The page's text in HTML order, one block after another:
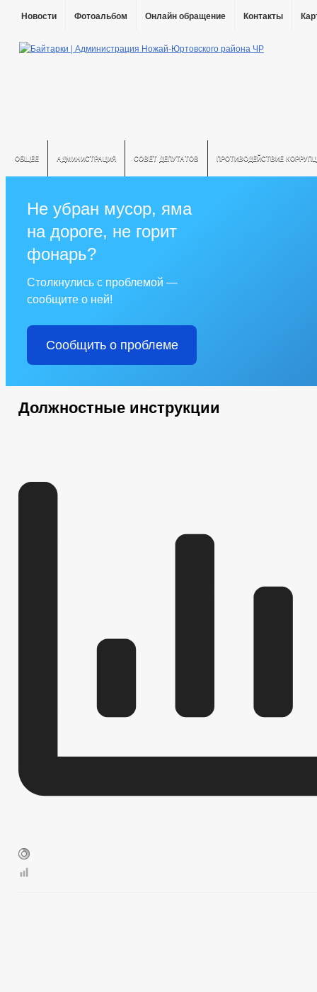
Новости Фотоальбом Онлайн обращение Контакты
ОБЩЕЕ АДМИНИСТРАЦИЯ СОВЕТ ДЕПУТАТОВ ПРОТИВОДЕЙСТВИЕ
Не убран мусор, яма
на дороге, не горит
фонарь?
Столкнулись с проблемой —
сообщите о ней!
Сообщить о проблеме
Должностные инструкции